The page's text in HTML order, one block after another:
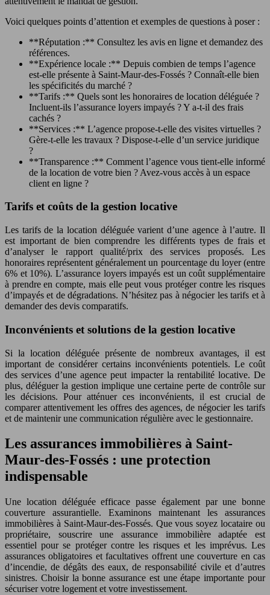
Voici quelques points d’attention et exemples de questions à poser :
**Réputation :** Consultez les avis en ligne et demandez des
références.
**Expérience locale :** Depuis combien de temps l’agence
est-elle présente à Saint-Maur-des-Fossés ? Connaît-elle bien
les spécificités du marché ?
**Tarifs :** Quels sont les honoraires de location déléguée ?
Incluent-ils l’assurance loyers impayés ? Y a-t-il des frais
cachés ?
**Services :** L’agence propose-t-elle des visites virtuelles ?
Gère-t-elle les travaux ? Dispose-t-elle d’un service juridique
?
**Transparence :** Comment l’agence vous tient-elle informé
de la location de votre bien ? Avez-vous accès à un espace
client en ligne ?
Tarifs et coûts de la gestion locative
Les tarifs de la location déléguée varient d’une agence à l’autre. Il
est important de bien comprendre les différents types de frais et
d’analyser le rapport qualité/prix des services proposés. Les
honoraires représentent généralement un pourcentage du loyer (entre
6% et 10%). L’assurance loyers impayés est un coût supplémentaire
à prendre en compte, mais elle peut vous protéger contre les risques
d’impayés et de dégradations. N’hésitez pas à négocier les tarifs et à
demander des devis comparatifs.
Inconvénients et solutions de la gestion locative
Si la location déléguée présente de nombreux avantages, il est
important de considérer certains inconvénients potentiels. Le coût
des services d’une agence peut impacter la rentabilité locative. De
plus, déléguer la gestion implique une certaine perte de contrôle sur
les décisions. Pour atténuer ces inconvénients, il est crucial de
comparer attentivement les offres des agences, de négocier les tarifs
et de maintenir une communication régulière avec le gestionnaire.
Les assurances immobilières à Saint-
Maur-des-Fossés : une protection
indispensable
Une location déléguée efficace passe également par une bonne
couverture assurantielle. Examinons maintenant les assurances
immobilières à Saint-Maur-des-Fossés. Que vous soyez locataire ou
propriétaire, souscrire une assurance immobilière adaptée est
essentiel pour se protéger contre les risques et les imprévus. Les
assurances obligatoires et facultatives offrent une couverture en cas
d’incendie, de dégâts des eaux, de responsabilité civile et d’autres
sinistres. Choisir la bonne assurance est une étape importante pour
sécuriser votre logement et votre investissement.